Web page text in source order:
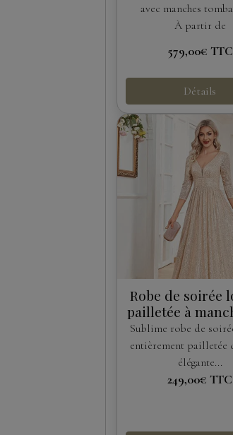
avec manches
À partir de
579,00€ TTC
Détails
Robe de soirée
pailletée à
– Helen
Sublime robe de
entièrement pailletée
élégante...
249,00€TTC